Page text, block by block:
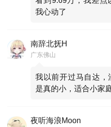
我心动了
南辞北抚H
广东佛山
我以前开过马自达，
是真的小，适合小家
夜听海浪Moon